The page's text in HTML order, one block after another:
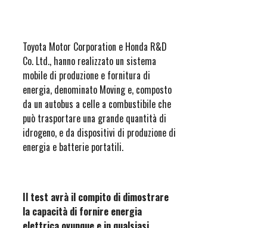
Toyota Motor Corporation e Honda R&D
Co. Ltd., hanno realizzato un sistema
mobile di produzione e fornitura di
energia, denominato Moving e, composto
da un autobus a celle a combustibile che
può trasportare una grande quantità di
idrogeno, e da dispositivi di produzione di
energia e batterie portatili.
Il test avrà il compito di dimostrare
la capacità di fornire energia